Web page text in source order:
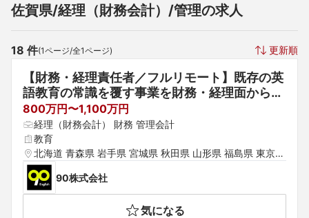
佐賀県/経理（財務会計）/管理の求人
18 件(1ページ/全1ページ) 更新順
【財務・経理責任者／フルリモート】既存の英
語教育の常識を覆す事業を財務・経理面から加
速する。財務・経理責任者（CFO候補）募集
800万円〜1,100万円
経理（財務会計） 財務 管理会計
教育
北海道 青森県 岩手県 宮城県 秋田県 山形県 福島県 東京都
神奈川県 埼玉県 千葉県 茨城県 群馬県 栃木県 愛知県 静岡
県 岐阜県 三重県 山梨県 新潟県 富山県 石川県 福井県 長
野県 大阪府 京都府 兵庫県 滋賀県 奈良県 和歌山県 鳥取県
島根県 岡山県 広島県 山口県 徳島県 香川県 愛媛県 高知県
90株式会社
気になる